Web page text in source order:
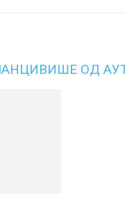
ВИШЕ ОД